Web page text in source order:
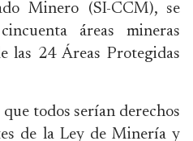
Minero (SI-CCM), se
áreas mineras
las 24 Áreas Protegidas
todos serían derechos
de la Ley de Minería y